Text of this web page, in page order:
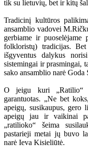
tik su lietuvių, bet ir kitų
Tradicinį kultūros
ansamblio vadovei
gerbiame ir puoselėjame
folkloristų) tradicijas.
išgyventus dalykus
sistemingai ir prasmingai,
sako ansamblio narė Goda
O jeigu kuri „Ratilio“
garantuotas. „Ne bet
apeigų, susikaupus, gero
apeigų jau ir vaikinai
„ratilioko“ šeima
pastarieji metai jų buvo
narė Ieva Kisieliūtė.